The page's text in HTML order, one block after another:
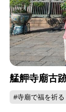
艋舺寺廟古
#寺廟で福を祈る